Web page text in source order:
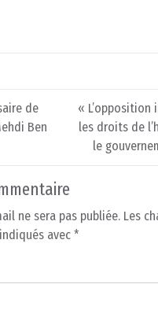
de
Ben
«
les droits de
le
ne sera pas publiée. Les
avec *